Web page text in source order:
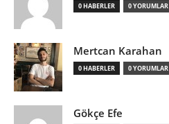
0 HABERLER 0 YORUMLAR
Mertcan Karahan
0 HABERLER 0 YORUMLAR
Gökçe Efe